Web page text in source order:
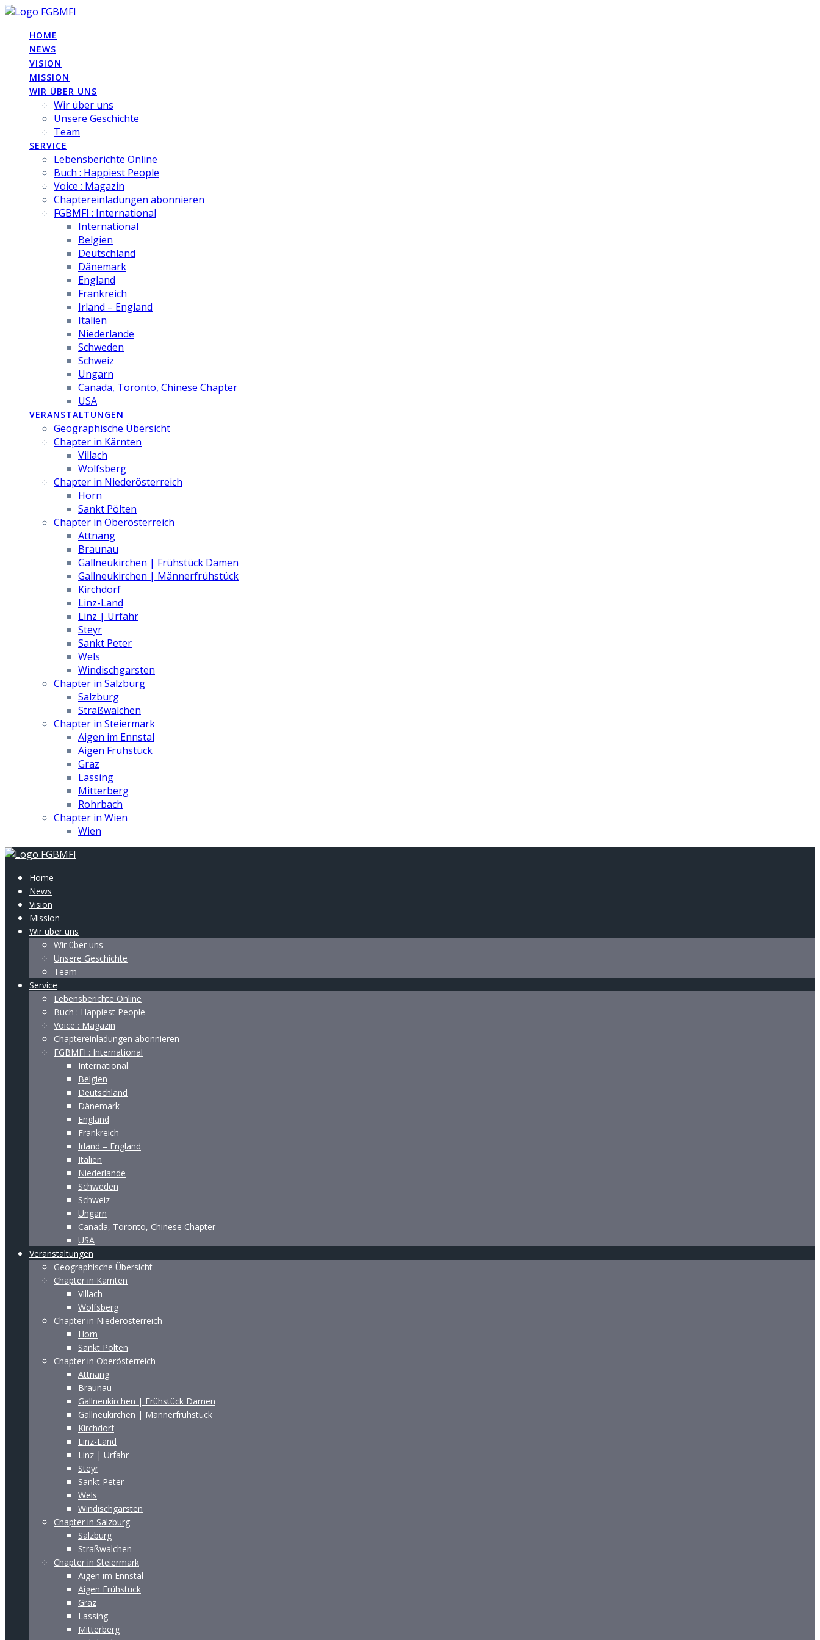
Skip
contentHOME
NEWS
VISION
MISSION
WIR ÜBER UNS
Wir über uns
Unsere Geschichte
Team
SERVICE
Lebensberichte Online
Buch : Happiest People
Voice : Magazin
Chaptereinladungen abonnieren
FGBMFI : International
International
Belgien
Deutschland
Dänemark
England
Frankreich
Irland – England
Italien
Niederlande
Schweden
Schweiz
Ungarn
Canada, Toronto, Chinese Chapter
USA
VERANSTALTUNGEN
Geographische Übersicht
Chapter in Kärnten
Villach
Wolfsberg
Chapter in Niederösterreich
Horn
Sankt Pölten
Chapter in Oberösterreich
Attnang
Braunau
Gallneukirchen | Frühstück Damen
Gallneukirchen | Männerfrühstück
Kirchdorf
Linz-Land
Linz | Urfahr
Steyr
Sankt Peter
Wels
Windischgarsten
Chapter in Salzburg
Salzburg
Straßwalchen
Chapter in Steiermark
Aigen im Ennstal
Aigen Frühstück
Graz
Lassing
Mitterberg
Rohrbach
Chapter in Wien
Wien
Home
News
Vision
Mission
Wir über uns
Wir über uns
Unsere Geschichte
Team
Service
Lebensberichte Online
Buch : Happiest People
Voice : Magazin
Chaptereinladungen abonnieren
FGBMFI : International
International
Belgien
Deutschland
Dänemark
England
Frankreich
Irland – England
Italien
Niederlande
Schweden
Schweiz
Ungarn
Canada, Toronto, Chinese Chapter
USA
Veranstaltungen
Geographische Übersicht
Chapter in Kärnten
Villach
Wolfsberg
Chapter in Niederösterreich
Horn
Sankt Pölten
Chapter in Oberösterreich
Attnang
Braunau
Gallneukirchen | Frühstück Damen
Gallneukirchen | Männerfrühstück
Kirchdorf
Linz-Land
Linz | Urfahr
Steyr
Sankt Peter
Wels
Windischgarsten
Chapter in Salzburg
Salzburg
Straßwalchen
Chapter in Steiermark
Aigen im Ennstal
Aigen Frühstück
Graz
Lassing
Mitterberg